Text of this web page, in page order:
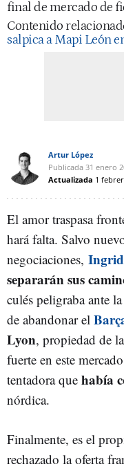
final de mercado de
Contenido
salpica a Mapi León
Artur López
Publicada 31 enero
Actualizada 1
El amor traspasa
hará falta. Salvo
negociaciones,
separarán sus
culés peligraba ante
de abandonar el
Lyon, propiedad de
fuerte en este
tentadora que había
nórdica.
Finalmente, es el
rechazado la oferta